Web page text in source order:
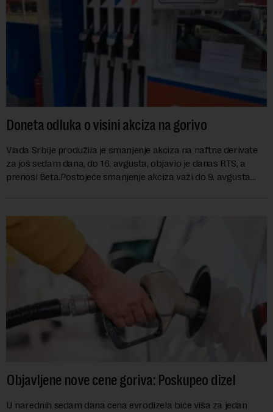
Doneta odluka o visini akciza na gorivo
Vlada Srbije produžila je smanjenje akciza na naftne derivate
za još sedam dana, do 16. avgusta, objavio je danas RTS, a
prenosi Beta.Postojeće smanjenje akciza važi do 9. avgusta
Objavljene nove cene goriva: Poskupeo dizel
U narednih sedam dana cena evrodizela biće viša za jedan